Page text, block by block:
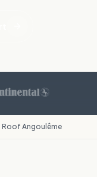
Angoulême